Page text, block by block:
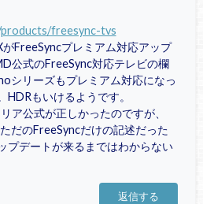
freesync-tvs
FreeSyncプレミアム対応アップ
公式のFreeSync対応テレビの欄
シリーズもプレミアム対応になっ
もいけるようです。
ア公式が正しかったのですが、
だのFreeSyncだけの記述だった
プデートが来るまではわからない
返信する